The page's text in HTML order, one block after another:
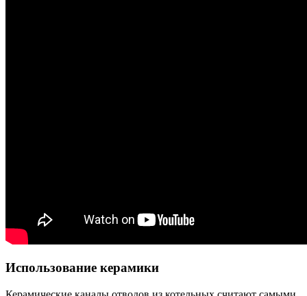
Использование керамики